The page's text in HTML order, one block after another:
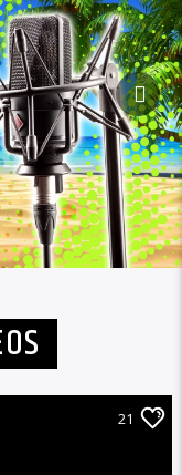
21